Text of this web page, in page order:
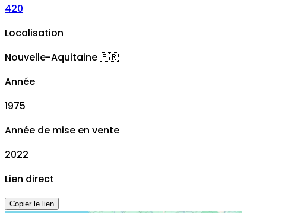
420
Localisation
Nouvelle-Aquitaine🇫🇷
Année
1975
Année de mise en vente
2022
Lien direct
Copier le lien